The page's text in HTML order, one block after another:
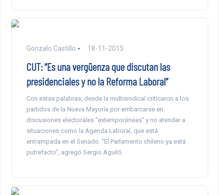
Gonzalo Castillo 18-11-2015
CUT: “Es una vergüenza que discutan las
presidenciales y no la Reforma Laboral”
Con estas palabras, desde la multisindical criticaron a los
partidos de la Nueva Mayoría por embarcarse en
discusiones electorales “extemporáneas” y no atender a
situaciones como la Agenda Laboral, que está
entrampada en el Senado. “El Parlamento chileno ya está
putrefacto”, agregó Sergio Aguiló.